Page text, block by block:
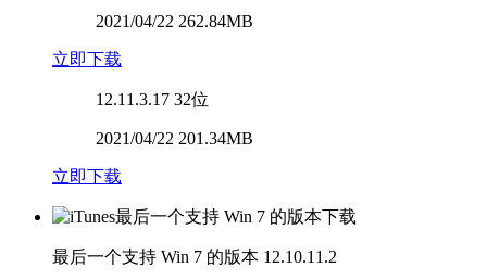
2021/04/22 262.84MB
立即下载
12.11.3.17 32位
2021/04/22 201.34MB
立即下载
最后一个支持 Win 7 的版本 12.10.11.2